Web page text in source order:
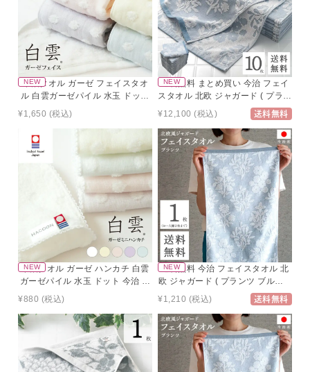
今治タオル ガーゼ フェイスタオ
ル 白雲ガーゼパイル 水玉 ドット
今治 日本製 ギフト 今治ガーゼタ
オル ガーゼタオル ガーゼパイル
プレゼント かわいい 日本製 綿
100％ コットン パイル
¥1,650 (税込)
送料無料 まとめ買い 今治 フェイ
スタオル 北欧 ジャガード ( プラン
ツ ブルー 10枚セット ) 植物柄 速
乾 乾きやすい 吸水性 フェイス タ
オル コスパ おしゃれ タオル ギフ
ト セット ふわふわ シンプル キッ
チン 洗面所
¥12,100(税込) 送料無料
今治タオル ガーゼ ハンカチ 白雲
ガーゼパイル 水玉 ドット 今治 日
本製 ギフト ハンドタオル 今治ガ
ーゼタオル ガーゼタオル ガーゼ
パイル かわいい 日本製 綿100％
コットン パイル
¥880 (税込)
送料無料 今治 フェイスタオル 北
欧 ジャガード ( プランツ ブルー 1
枚 ) 植物柄 速乾 乾きやすい フェ
イス タオル コスパ おしゃれ タオ
ル ギフト ふわふわ シンプル キッ
チン 洗面所
¥1,210 (税込) 送料無料